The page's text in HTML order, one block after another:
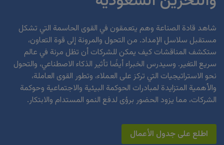
شاهد قادة الصناعة وهم يتعمقون في القوى الحاسمة التي تشكل
مستقبل سلاسل الإمداد. من التحول والمرونة إلى قوة التعاون،
ستكشف المناقشات كيف يمكن للشركات أن تظل مرنة في عالم
سريع التغير. وسيدرس الخبراء أيضًا تأثير الذكاء الاصطناعي، والتحول
نحو الاستراتيجيات التي تركز على العملاء، وتطور القوى العاملة،
والأهمية المتزايدة لمبادرات الحوكمة البيئية والاجتماعية وحوكمة
الشركات، مما يزود الحضور برؤى لدفع النمو المستدام والابتكار.
اطلع على جدول الأعمال